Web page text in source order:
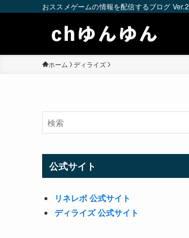
おススメゲームの情報を配信するブログ Ver.2
ホーム ディライズ
公式サイト
リネレボ 公式サイト
ディライズ 公式サイト